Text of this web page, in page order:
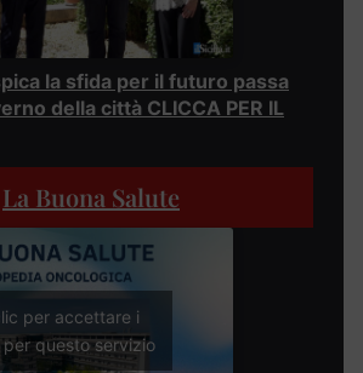
la sfida per il futuro passa
della città CLICCA PER IL
La Buona Salute
per accettare i
per questo servizio